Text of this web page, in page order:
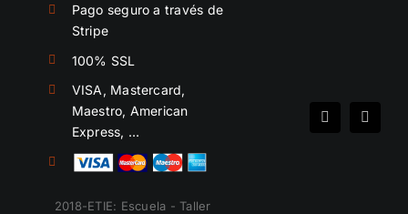
Pago seguro a través de
Stripe
100% SSL
VISA, Mastercard,
Maestro, American
Express, …
2018-ETIE: Escuela - Taller
Spotify